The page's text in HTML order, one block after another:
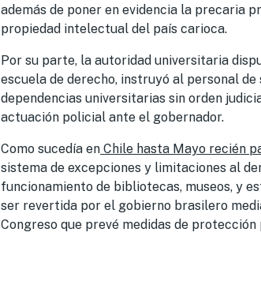
además de poner en evidencia la precaria
propiedad intelectual del país carioca.
Por su parte, la autoridad universitaria
escuela de derecho, instruyó al personal
dependencias universitarias sin orden
actuación policial ante el gobernador.
Como sucedía en Chile hasta Mayo recién
sistema de excepciones y limitaciones al
funcionamiento de bibliotecas, museos, y
ser revertida por el gobierno brasilero
Congreso que prevé medidas de